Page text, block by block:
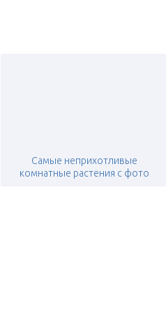
Самые неприхотливые
комнатные растения с фото